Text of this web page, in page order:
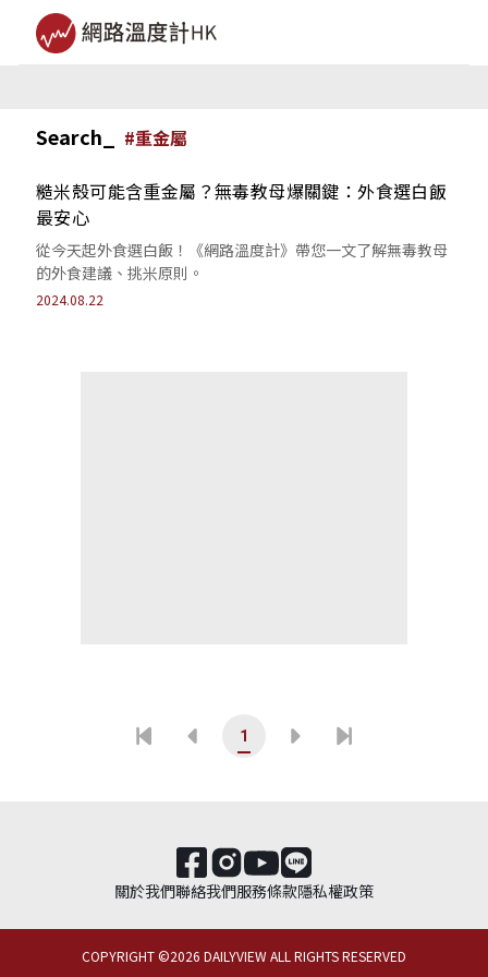
Search_ #重金屬
糙米殼可能含重金屬？無毒教母爆關鍵：外食選白飯
最安心
從今天起外食選白飯！《網路溫度計》帶您一文了解無毒教母
的外食建議、挑米原則。
2024.08.22
1
關於我們聯絡我們服務條款隱私權政策
COPYRIGHT ©2026 DAILYVIEW ALL RIGHTS RESERVED